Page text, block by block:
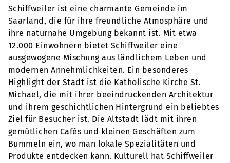
Schiffweiler ist eine charmante Gemeinde im
Saarland, die für ihre freundliche Atmosphäre und
ihre naturnahe Umgebung bekannt ist. Mit etwa
12.000 Einwohnern bietet Schiffweiler eine
ausgewogene Mischung aus ländlichem Leben und
modernen Annehmlichkeiten. Ein besonderes
Highlight der Stadt ist die Katholische Kirche St.
Michael, die mit ihrer beeindruckenden Architektur
und ihrem geschichtlichen Hintergrund ein beliebtes
Ziel für Besucher ist. Die Altstadt lädt mit ihren
gemütlichen Cafés und kleinen Geschäften zum
Bummeln ein, wo man lokale Spezialitäten und
Produkte entdecken kann. Kulturell hat Schiffweiler